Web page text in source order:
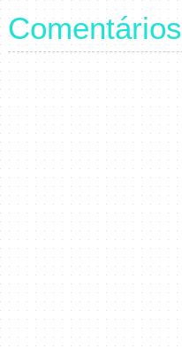
Comentários